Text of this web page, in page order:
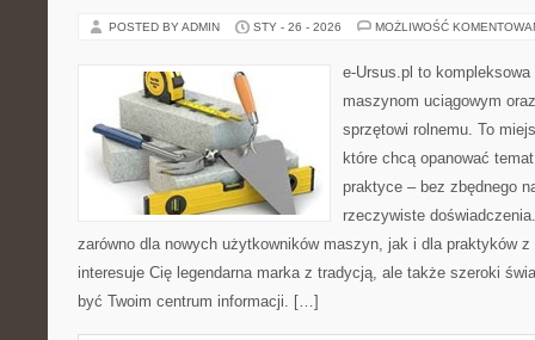
POSTED BY ADMIN STY - 26 - 2026 MOŻLIWOŚĆ
e-Ursus.pl to
maszynom uciągowym
sprzętowi rolnemu. To
które chcą opanować
praktyce – bez zbędnego
rzeczywiste
zarówno dla nowych użytkowników maszyn, jak i dla praktyków
interesuje Cię legendarna marka z tradycją, ale także szeroki
być Twoim centrum informacji. […]